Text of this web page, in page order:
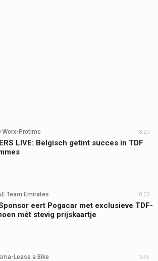
Worx-Protime 18:20
LIVE: Belgisch getint succes in TDF
Team Emirates 18:00
eert Pogacar met exclusieve TDF-
mét stevig prijskaartje
Lease a Bike 16:45